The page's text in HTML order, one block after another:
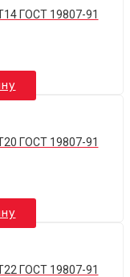
ГОСТ 19807-91
ГОСТ 19807-91
ГОСТ 19807-91